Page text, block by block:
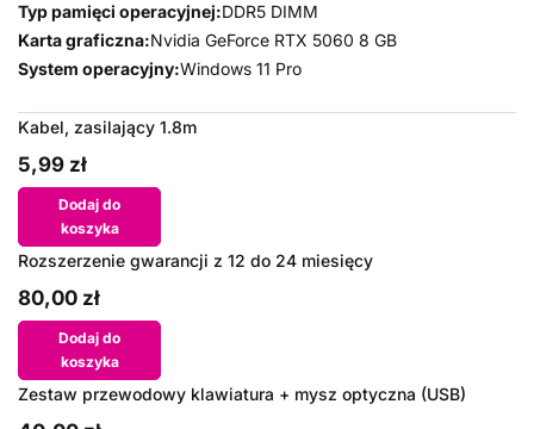
Typ pamięci operacyjnej:DDR5 DIMM
Karta graficzna:Nvidia GeForce RTX 5060 8 GB
System operacyjny:Windows 11 Pro
Kabel, zasilający 1.8m
5,99 zł
Dodaj do
koszyka
Rozszerzenie gwarancji z 12 do 24 miesięcy
80,00 zł
Dodaj do
koszyka
Zestaw przewodowy klawiatura + mysz optyczna (USB)